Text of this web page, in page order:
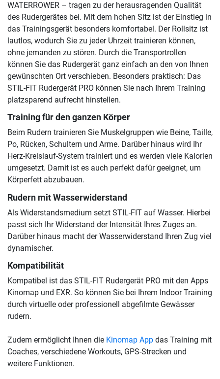
WATERROWER – tragen zu der herausragenden Qualität
des Rudergerätes bei. Mit dem hohen Sitz ist der Einstieg in
das Trainingsgerät besonders komfortabel. Der Rollsitz ist
lautlos, wodurch Sie zu jeder Uhrzeit trainieren können,
ohne jemanden zu stören. Durch die Transportrollen
können Sie das Rudergerät ganz einfach an den von Ihnen
gewünschten Ort verschieben. Besonders praktisch: Das
STIL-FIT Rudergerät PRO können Sie nach Ihrem Training
platzsparend aufrecht hinstellen.
Training für den ganzen Körper
Beim Rudern trainieren Sie Muskelgruppen wie Beine, Taille,
Po, Rücken, Schultern und Arme. Darüber hinaus wird Ihr
Herz-Kreislauf-System trainiert und es werden viele Kalorien
umgesetzt. Damit ist es auch perfekt dafür geeignet, um
Körperfett abzubauen.
Rudern mit Wasserwiderstand
Als Widerstandsmedium setzt STIL-FIT auf Wasser. Hierbei
passt sich Ihr Widerstand der Intensität Ihres Zuges an.
Darüber hinaus macht der Wasserwiderstand Ihren Zug viel
dynamischer.
Kompatibilität
Kompatibel ist das STIL-FIT Rudergerät PRO mit den Apps
Kinomap und EXR. So können Sie bei Ihrem Indoor Training
durch virtuelle oder professionell abgefilmte Gewässer
rudern.
Zudem ermöglicht Ihnen die Kinomap App das Training mit
Coaches, verschiedene Workouts, GPS-Strecken und
weitere Funktionen.